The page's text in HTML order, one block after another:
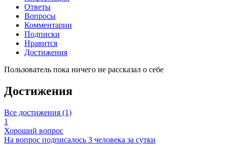
Ответы
Вопросы
Комментарии
Подписки
Нравится
Достижения
Пользователь пока ничего не рассказал о себе
Достижения
Все достижения (1)
1
Хороший вопрос
На вопрос подписалось 3 человека за сутки